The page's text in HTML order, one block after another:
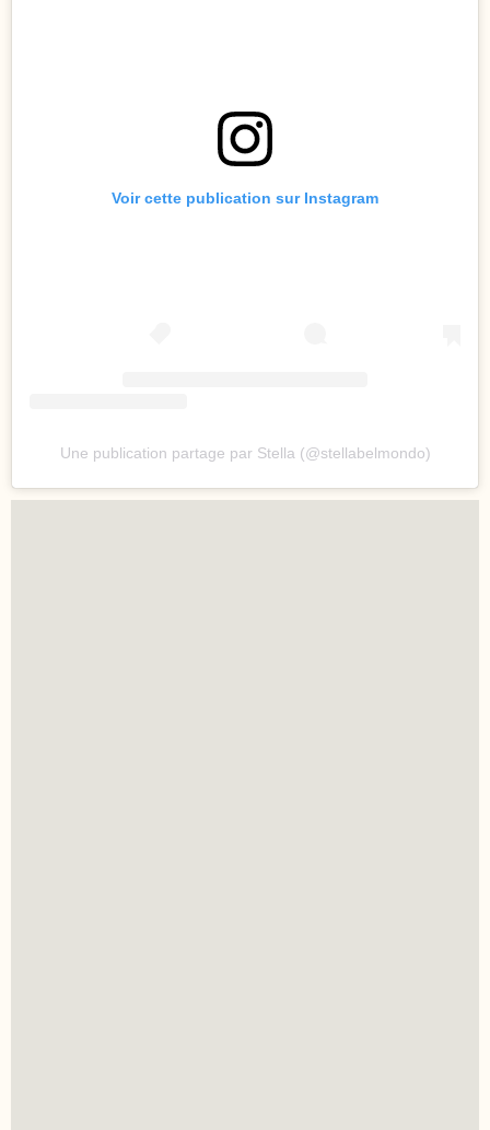
Voir cette publication sur Instagram
Une publication partage par Stella (@stellabelmondo)